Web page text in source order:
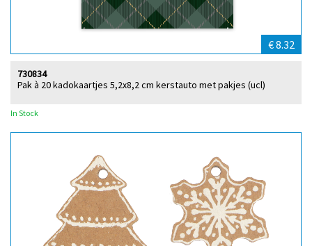
€ 8.32
Pak à 20 kadokaartjes 5,2x8,2 cm kerstauto met pakjes (ucl)
730834
In Stock